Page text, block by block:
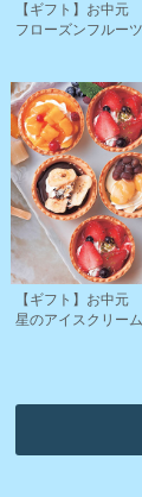
【ギフト】お中
フローズンフルー
【ギフト】お中
星のアイスクリー